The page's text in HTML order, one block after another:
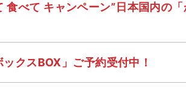
食べて キャンペーン”日本国内の
クスBOX」ご予約受付中！